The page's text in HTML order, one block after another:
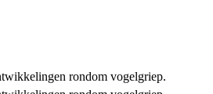
rondom vogelgriep.